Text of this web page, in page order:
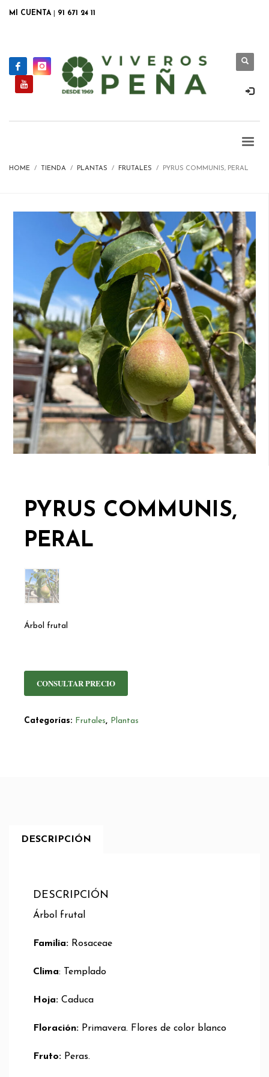
MI CUENTA 91 671 24 11
HOME TIENDA PLANTAS FRUTALES PYRUS COMMUNIS, PERAL
PYRUS COMMUNIS,
PERAL
Árbol frutal
CONSULTAR PRECIO
Categorías: Frutales, Plantas
DESCRIPCIÓN
DESCRIPCIÓN
Árbol frutal
Familia: Rosaceae
Clima: Templado
Hoja: Caduca
Floración: Primavera. Flores de color blanco
Fruto: Peras.